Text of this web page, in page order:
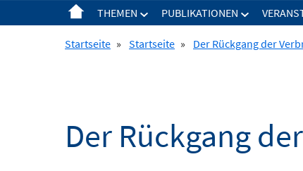
THEMEN PUBLIKATIONEN
Startseite » Startseite » Der Rückgang der
Der Rückgang